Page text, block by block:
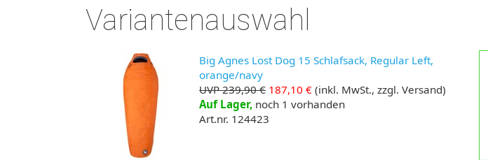
Variantenauswahl
Big Agnes Lost Dog 15 Schlafsack, Regular Left,
orange/navy
UVP 239,90 € 187,10 € (inkl. MwSt., zzgl. Versand)
Auf Lager, noch 1 vorhanden
Art.nr. 124423